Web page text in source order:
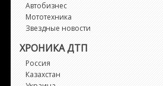
Автобизнес
Мототехника
Звездные новости
ХРОНИКА ДТП
Россия
Казахстан